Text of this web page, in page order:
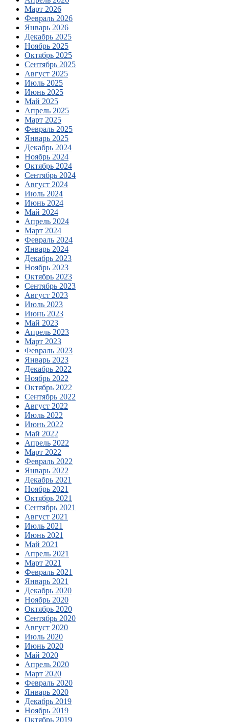
Март 2026
Февраль 2026
Январь 2026
Декабрь 2025
Ноябрь 2025
Октябрь 2025
Сентябрь 2025
Август 2025
Июль 2025
Июнь 2025
Май 2025
Апрель 2025
Март 2025
Февраль 2025
Январь 2025
Декабрь 2024
Ноябрь 2024
Октябрь 2024
Сентябрь 2024
Август 2024
Июль 2024
Июнь 2024
Май 2024
Апрель 2024
Март 2024
Февраль 2024
Январь 2024
Декабрь 2023
Ноябрь 2023
Октябрь 2023
Сентябрь 2023
Август 2023
Июль 2023
Июнь 2023
Май 2023
Апрель 2023
Март 2023
Февраль 2023
Январь 2023
Декабрь 2022
Ноябрь 2022
Октябрь 2022
Сентябрь 2022
Август 2022
Июль 2022
Июнь 2022
Май 2022
Апрель 2022
Март 2022
Февраль 2022
Январь 2022
Декабрь 2021
Ноябрь 2021
Октябрь 2021
Сентябрь 2021
Август 2021
Июль 2021
Июнь 2021
Май 2021
Апрель 2021
Март 2021
Февраль 2021
Январь 2021
Декабрь 2020
Ноябрь 2020
Октябрь 2020
Сентябрь 2020
Август 2020
Июль 2020
Июнь 2020
Май 2020
Апрель 2020
Март 2020
Февраль 2020
Январь 2020
Декабрь 2019
Ноябрь 2019
Октябрь 2019